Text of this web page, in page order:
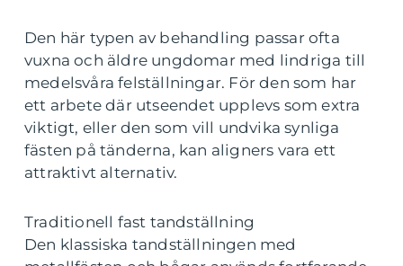
Den här typen av behandling passar ofta
vuxna och äldre ungdomar med lindriga till
medelsvåra felställningar. För den som har
ett arbete där utseendet upplevs som extra
viktigt, eller den som vill undvika synliga
fästen på tänderna, kan aligners vara ett
attraktivt alternativ.
Traditionell fast tandställning
Den klassiska tandställningen med